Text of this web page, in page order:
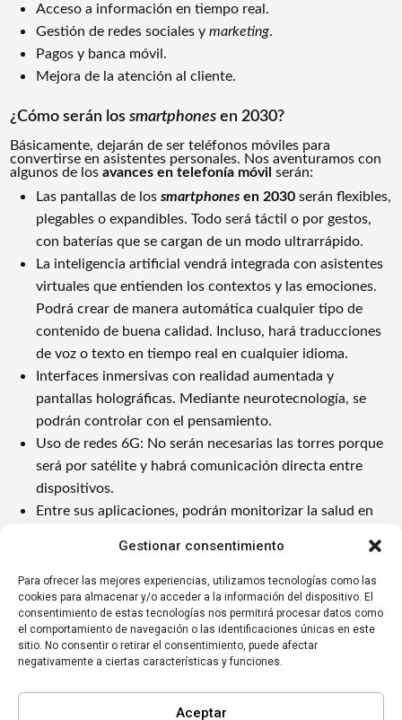
Gestionar consentimiento
Para ofrecer las mejores experiencias, utilizamos tecnologías como las
cookies para almacenar y/o acceder a la información del dispositivo. El
consentimiento de estas tecnologías nos permitirá procesar datos como
el comportamiento de navegación o las identificaciones únicas en este
sitio. No consentir o retirar el consentimiento, puede afectar
negativamente a ciertas características y funciones.
Aceptar
Acceso a información en tiempo real.
Gestión de redes sociales ymarketing.
Pagos y banca móvil.
Mejora de la atención al cliente.
¿Cómo serán lossmartphones en 2030?
Básicamente, dejarán de ser teléfonos móviles para
convertirse en asistentes personales. Nos aventuramos con
algunos de losavances en telefonía móvil serán:
Las pantallasde lossmartphones en 2030 serán flexibles,
plegables o expandibles. Todo será táctil o por gestos,
con baterías que se cargan de un modo ultrarrápido.
La inteligencia artificial vendrá integrada con asistentes
virtuales que entienden los contextos y las emociones.
Podrá crear de manera automática cualquier tipo de
contenido de buena calidad. Incluso, hará traducciones
de voz o texto en tiempo real en cualquier idioma.
Interfaces inmersivas con realidad aumentada y
pantallas holográficas. Mediante neurotecnología, se
podrán controlar con el pensamiento.
Uso de redes 6G: No serán necesarias las torres porque
será por satélite y habrá comunicación directa entre
dispositivos.
Entre sus aplicaciones, podrán monitorizar la salud en
smartphonesea una herramienta estratégica fundamental
para los empresarios. Su capacidad para facilitar la gestión
empresarial, mejorar la productividad y mantener la
conexión constante con el entorno laboral permite a los
líderes tomar decisiones más rápidas y eficientes. Por otro
lado, la próxima generación se augura que incluirá ciertas
prestaciones que nos sorprenderán mucho no solo técnicas,
sino también para nuestra salud, por ejemplo.